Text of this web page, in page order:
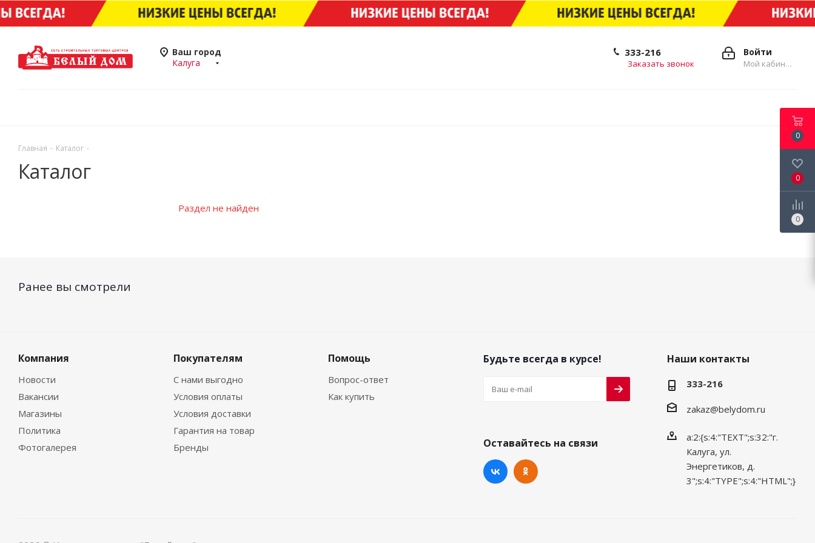
Ваш город
Калуга
Войти
Мой кабинет
333-216
Заказать звонок
Главная - Каталог -
Каталог
Раздел не найден
Ранее вы смотрели
Компания
Новости
Вакансии
Магазины
Политика
Фотогалерея
Покупателям
С нами выгодно
Условия оплаты
Условия доставки
Гарантия на товар
Бренды
Помощь
Вопрос-ответ
Как купить
Будьте всегда в курсе!
Оставайтесь на связи
Наши контакты
333-216
zakaz@belydom.ru
a:2:{s:4:"TEXT";s:32:"г.
Калуга, ул.
Энергетиков, д.
3";s:4:"TYPE";s:4:"HTML";}
0
0
0